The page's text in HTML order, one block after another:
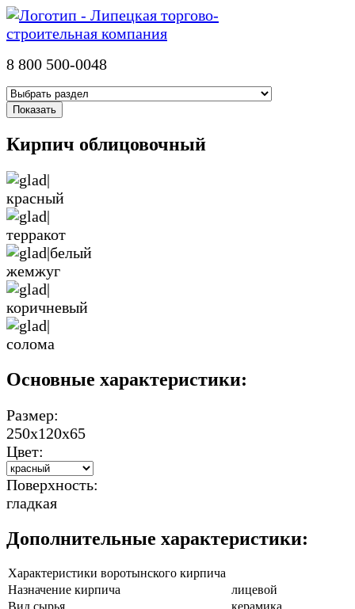
8 800 500-0048
Кирпич облицовочный
Основные характеристики:
Размер:
250х120х65
Цвет:
Поверхность:
гладкая
Дополнительные характеристики:
Характеристики воротынского кирпича
Назначение кирпича
лицевой